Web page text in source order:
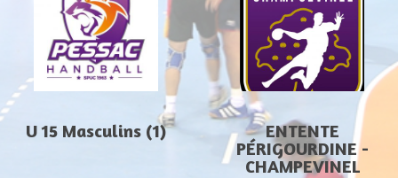
U 15 Masculins (1)
ENTENTE
PÉRIGOURDINE -
CHAMPEVINEL